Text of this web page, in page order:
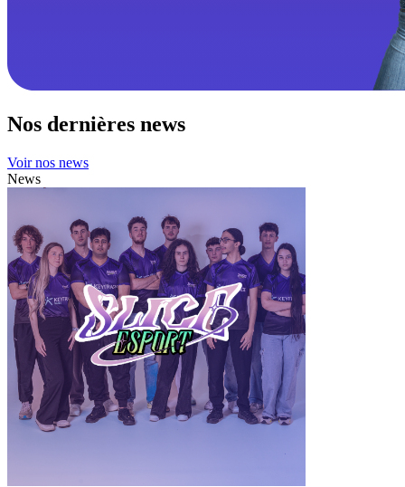
Nos dernières news
Voir nos news
News